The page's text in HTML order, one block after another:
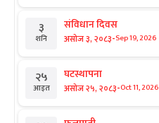
३
शनि
संविधान दिवस
असोज ३, २०८३-Sep 19, 2026
२५
आइत
घटस्थापना
असोज २५, २०८३-Oct 11, 2026